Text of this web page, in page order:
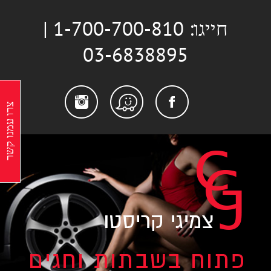
חייגו: 1-700-700-810 |
03-6838895
Facebook
Waze
צרו עמנו קשר